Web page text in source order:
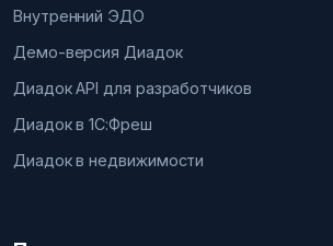
Внутренний ЭДО
Демо-версия Диадок
Диадок API для разработчиков
Диадок в 1С:Фреш
Диадок в недвижимости